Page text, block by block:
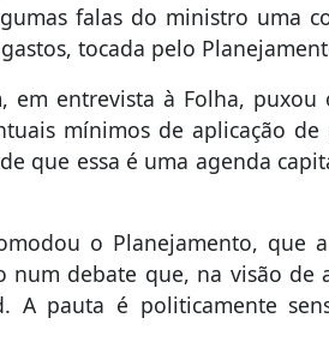
falas do ministro uma
tocada pelo
em entrevista à Folha, puxou
mínimos de aplicação de
que essa é uma agenda
o Planejamento, que
num debate que, na visão de
A pauta é politicamente